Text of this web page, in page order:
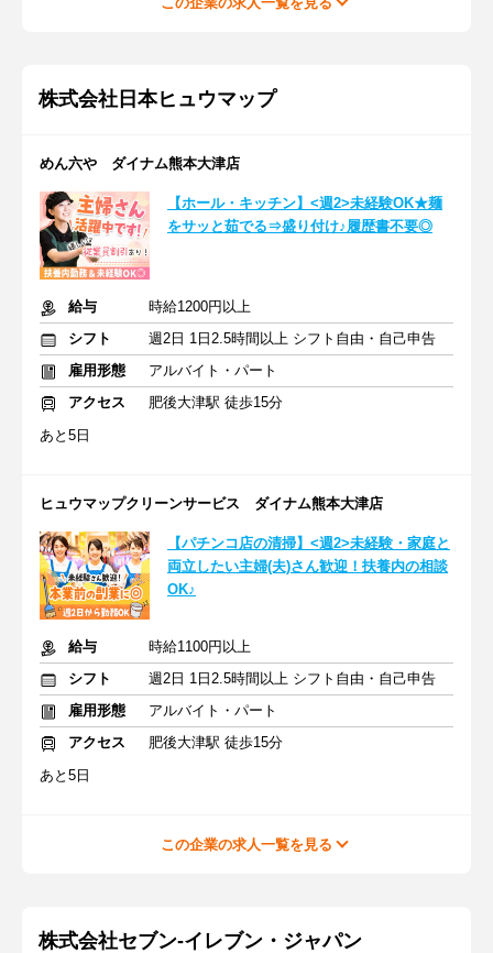
株式会社日本ヒュウマップ
めん六や ダイナム熊本大津店
【ホール・キッチン】<週2>未経験OK★麺
をサッと茹でる⇒盛り付け♪履歴書不要◎
給与
時給1200円以上
シフト
週2日 1日2.5時間以上 シフト自由・自己申告
雇用形態
アルバイト・パート
アクセス
肥後大津駅 徒歩15分
あと5日
ヒュウマップクリーンサービス ダイナム熊本大津店
【パチンコ店の清掃】<週2>未経験・家庭と
両立したい主婦(夫)さん歓迎！扶養内の相談
OK♪
給与
時給1100円以上
シフト
週2日 1日2.5時間以上 シフト自由・自己申告
雇用形態
アルバイト・パート
アクセス
肥後大津駅 徒歩15分
あと5日
この企業の求人一覧を見る
株式会社セブン-イレブン・ジャパン